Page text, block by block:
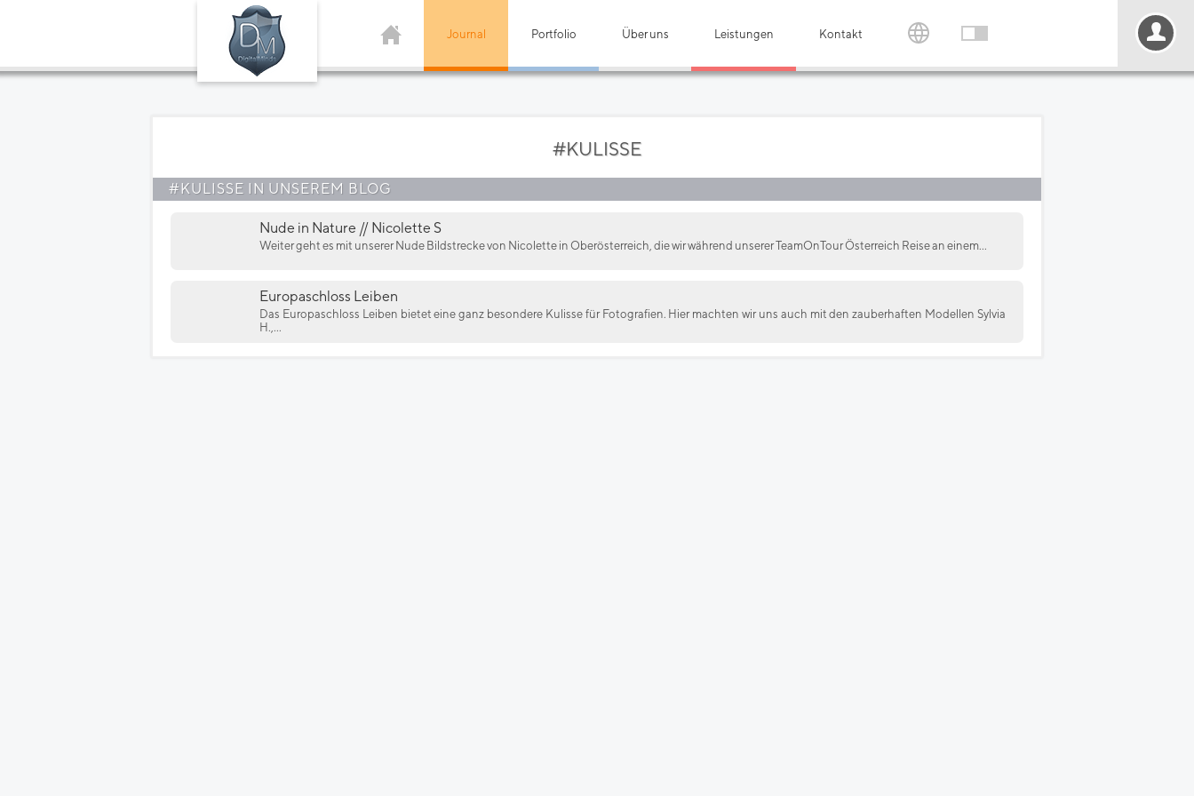
Journal Portfolio Über uns Leistungen Kontakt
#KULISSE
#KULISSE IN UNSEREM BLOG
Nude in Nature // Nicolette S
Weiter geht es mit unserer Nude Bildstrecke von Nicolette in Oberösterreich, die wir während unserer TeamOnTour Österreich Reise an einem...
Europaschloss Leiben
Das Europaschloss Leiben bietet eine ganz besondere Kulisse für Fotografien. Hier machten wir uns auch mit den zauberhaften Modellen Sylvia
H.,...